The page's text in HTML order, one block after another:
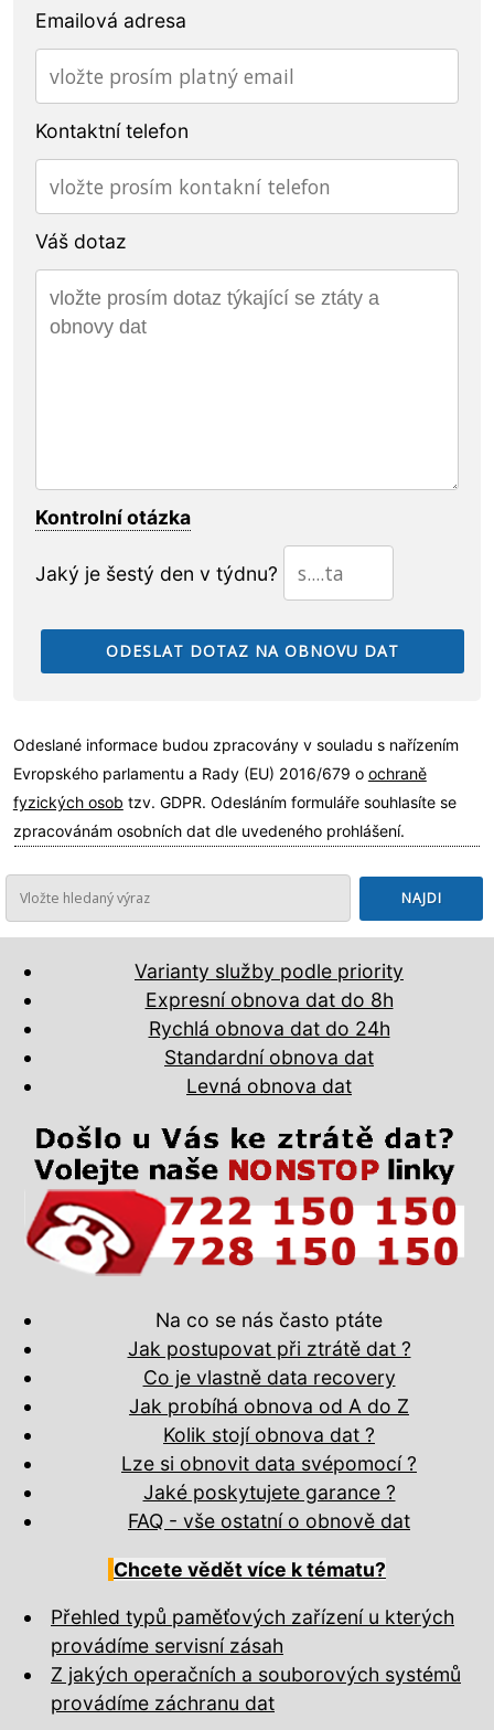
Emailová adresa
Kontaktní telefon
Váš dotaz
Kontrolní otázka
Jaký je šestý den v týdnu?
Odeslané informace budou zpracovány v souladu s nařízením
Evropského parlamentu a Rady (EU) 2016/679 o ochraně
fyzických osob tzv. GDPR. Odesláním formuláře souhlasíte se
zpracovánám osobních dat dle uvedeného prohlášení.
Varianty služby podle priority
Expresní obnova dat do 8h
Rychlá obnova dat do 24h
Standardní obnova dat
Levná obnova dat
Na co se nás často ptáte
Jak postupovat při ztrátě dat ?
Co je vlastně data recovery
Jak probíhá obnova od A do Z
Kolik stojí obnova dat ?
Lze si obnovit data svépomocí ?
Jaké poskytujete garance ?
FAQ - vše ostatní o obnově dat
Chcete vědět více k tématu?
Přehled typů paměťových zařízení u kterých
provádíme servisní zásah
Z jakých operačních a souborových systémů
provádíme záchranu dat